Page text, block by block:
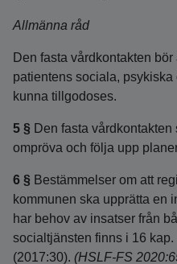
Allmänna råd
Den fasta vårdkontakten
patientens sociala,
kunna tillgodoses.
5 § Den fasta
ompröva och följa upp
6 § Bestämmelser om att
kommunen ska upprätta en
har behov av insatser från
socialtjänsten finns i 16
(2017:30). (HSLF-FS